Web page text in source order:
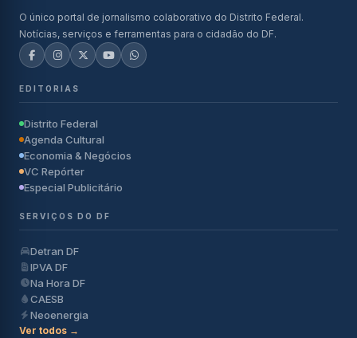
O único portal de jornalismo colaborativo do Distrito Federal.
Notícias, serviços e ferramentas para o cidadão do DF.
EDITORIAS
Distrito Federal
Agenda Cultural
Economia & Negócios
VC Repórter
Especial Publicitário
SERVIÇOS DO DF
Detran DF
IPVA DF
Na Hora DF
CAESB
Neoenergia
Ver todos →